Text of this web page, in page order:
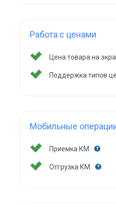
Работа с ценами
Цена товара на
Поддержка типов
Мобильные
Приемка КМ
Отгрузка КМ